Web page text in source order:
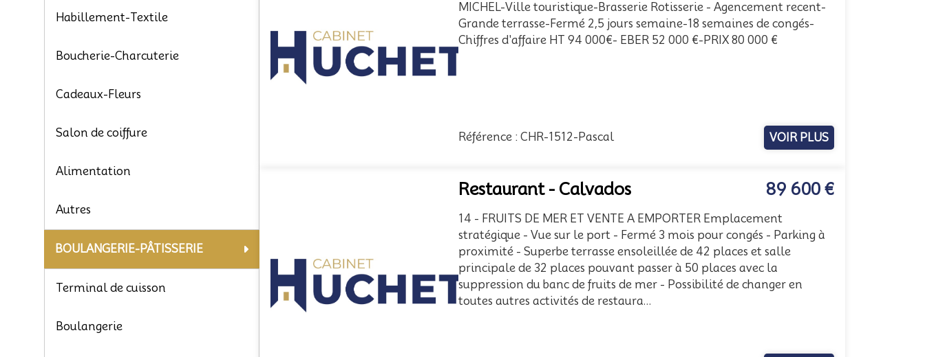
Habillement-Textile
Boucherie-Charcuterie
Cadeaux-Fleurs
Salon de coiffure
Alimentation
Autres
BOULANGERIE-PÂTISSERIE
Terminal de cuisson
Boulangerie
MICHEL-Ville touristique-Brasserie Rotisserie - Agencement recent-
Grande terrasse-Fermé 2,5 jours semaine-18 semaines de congés-
Chiffres d'affaire HT 94 000€- EBER 52 000 €-PRIX 80 000 €
Référence : CHR-1512-Pascal VOIR PLUS
Restaurant - Calvados 89 600 €
14 - FRUITS DE MER ET VENTE A EMPORTER Emplacement
stratégique - Vue sur le port - Fermé 3 mois pour congés - Parking à
proximité - Superbe terrasse ensoleillée de 42 places et salle
principale de 32 places pouvant passer à 50 places avec la
suppression du banc de fruits de mer - Possibilité de changer en
toutes autres activités de restaura...